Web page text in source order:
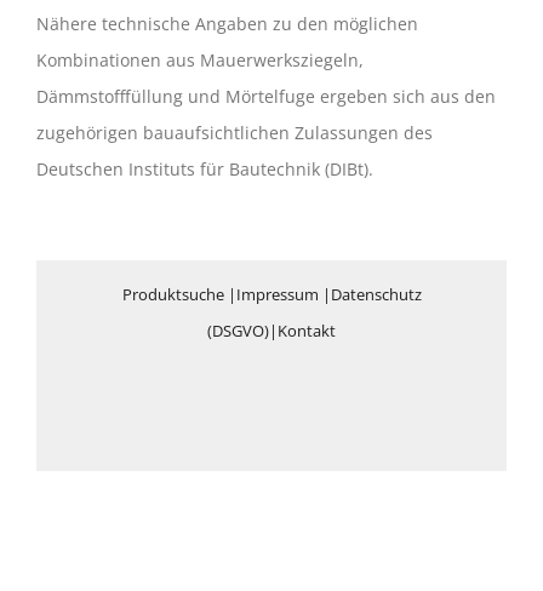
Nähere technische Angaben zu den möglichen
Kombinationen aus Mauerwerksziegeln,
Dämmstofffüllung und Mörtelfuge ergeben sich aus den
zugehörigen bauaufsichtlichen Zulassungen des
Deutschen Instituts für Bautechnik (DIBt).
Produktsuche| Impressum | Datenschutz
(DSGVO)| Kontakt